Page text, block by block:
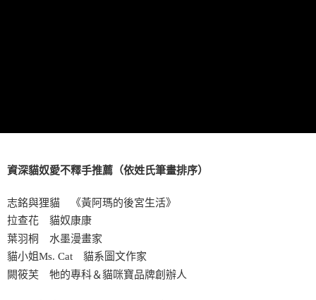
資深貓奴愛不釋手推薦（依姓氏筆畫排序）
志銘與狸貓 《黃阿瑪的後宮生活》
拉查花 貓奴康康
葉羽桐 水墨漫畫家
貓小姐Ms. Cat 貓系圖文作家
闕筱芙 牠的專科＆貓咪寶品牌創辦人